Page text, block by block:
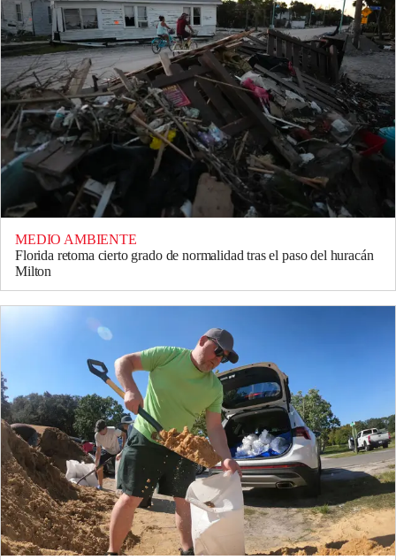
MEDIO AMBIENTE
Florida retoma cierto grado de normalidad tras el paso del huracán
Milton